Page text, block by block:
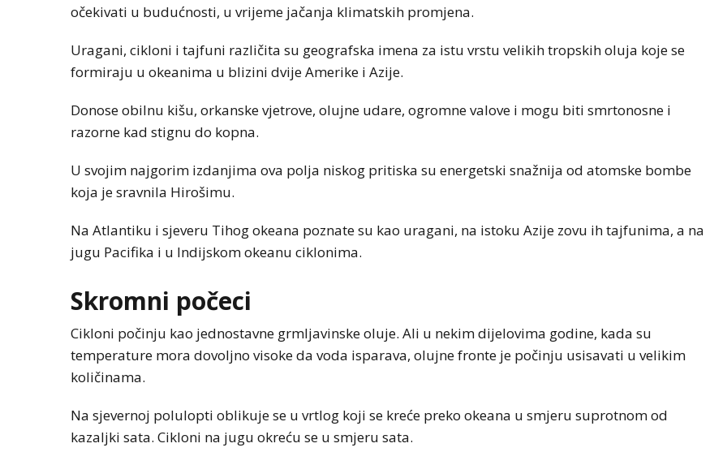
očekivati u budućnosti, u vrijeme jačanja klimatskih promjena.
Uragani, cikloni i tajfuni različita su geografska imena za istu vrstu velikih tropskih oluja koje se
formiraju u okeanima u blizini dvije Amerike i Azije.
Donose obilnu kišu, orkanske vjetrove, olujne udare, ogromne valove i mogu biti smrtonosne i
razorne kad stignu do kopna.
U svojim najgorim izdanjima ova polja niskog pritiska su energetski snažnija od atomske bombe
koja je sravnila Hirošimu.
Na Atlantiku i sjeveru Tihog okeana poznate su kao uragani, na istoku Azije zovu ih tajfunima, a na
jugu Pacifika i u Indijskom okeanu ciklonima.
Skromni počeci
Cikloni počinju kao jednostavne grmljavinske oluje. Ali u nekim dijelovima godine, kada su
temperature mora dovoljno visoke da voda isparava, olujne fronte je počinju usisavati u velikim
količinama.
Na sjevernoj polulopti oblikuje se u vrtlog koji se kreće preko okeana u smjeru suprotnom od
kazaljki sata. Cikloni na jugu okreću se u smjeru sata.